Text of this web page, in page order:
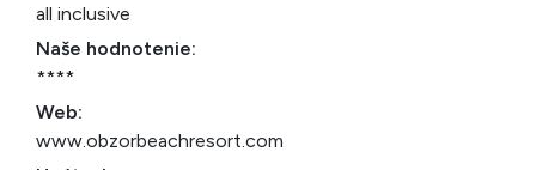
all inclusive
Naše hodnotenie:
****
Web:
www.obzorbeachresort.com